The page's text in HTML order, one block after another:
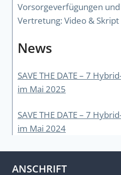
Vorsorgeverfügungen
Vertretung: Video & Skript
News
SAVE THE DATE – 7
im Mai 2025
SAVE THE DATE – 7
im Mai 2024
ANSCHRIFT